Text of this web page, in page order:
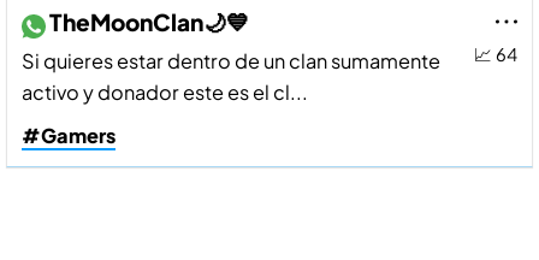
📈 64
TheMoonClan🌙💙
Si quieres estar dentro de un clan sumamente
activo y donador este es el cl...
#Gamers